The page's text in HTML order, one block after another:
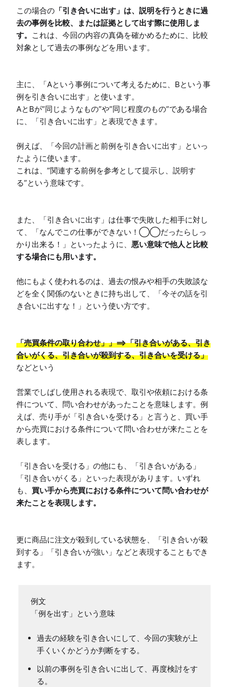
この場合の 「引き合いに出す」は、説明を行うときに過
去の事例を比較、または証拠として出す際に使用しま
す。
これは、今回の内容の真偽を確かめるために、比較
対象として過去の事例などを用います。
主に、「Aという事例について考えるために、Bという事
例を引き合いに出す」と使います。
AとBが”同じようなもの”や”同じ程度のもの”である場合
に、「引き合いに出す」と表現できます。
例えば、「今回の計画と前例を引き合いに出す」といっ
たように使います。
これは、”関連する前例を参考として提示し、説明す
る”という意味です。
また、「引き合いに出す」は仕事で失敗した相手に対し
て、「なんでこの仕事ができない！◯◯だったらしっ
かり出来る！」といったように、 悪い意味で他人と比較
する場合にも用います。
他にもよく使われるのは、過去の恨みや相手の失敗談な
どを全く関係のないときに持ち出して、「今その話を引
き合いに出すな！」という使い方です。
「売買条件の取り合わせ」」==>「引き合いがある、引き
合いがくる、引き合いが殺到する、引き合いを受ける」
などという
営業でしばし使用される表現で、取引や依頼における条
件について、問い合わせがあったことを意味します。例
えば、売り手が「引き合いを受ける」と言うと、買い手
から売買における条件について問い合わせが来たことを
表します。
「引き合いを受ける」の他にも、「引き合いがある」
「引き合いがくる」といった表現があります。いずれ
も、 買い手から売買における条件について問い合わせが
来たことを表現します。
更に商品に注文が殺到している状態を、「引き合いが殺
到する」「引き合いが強い」などと表現することもでき
ます。
例文
過去の経験を引き合いにして、今回の実験が上
手くいくかどうか判断をする。
以前の事例を引き合いに出して、再度検討をす
る。